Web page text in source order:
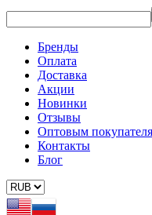
Бренды
Оплата
Доставка
Акции
Новинки
Отзывы
Оптовым
Контакты
Блог